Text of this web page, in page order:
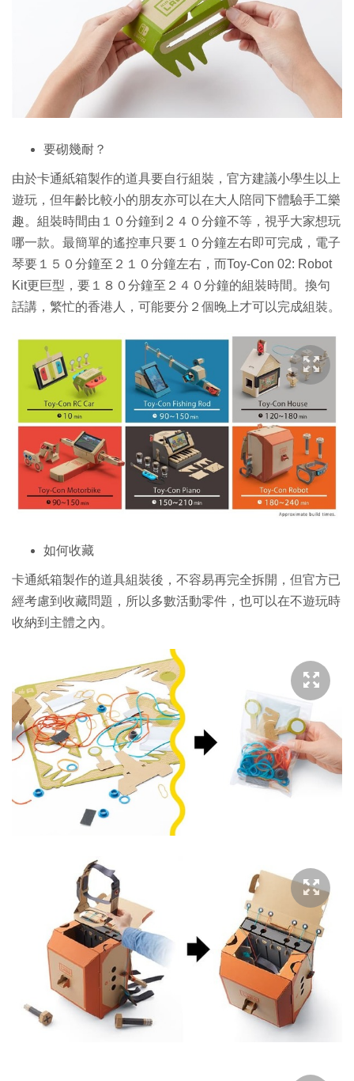
要砌幾耐？
由於卡通紙箱製作的道具要自行組裝，官方建議小學生以上
遊玩，但年齡比較小的朋友亦可以在大人陪同下體驗手工樂
趣。組裝時間由１０分鐘到２４０分鐘不等，視乎大家想玩
哪一款。最簡單的遙控車只要１０分鐘左右即可完成，電子
琴要１５０分鐘至２１０分鐘左右，而Toy-Con 02: Robot
Kit更巨型，要１８０分鐘至２４０分鐘的組裝時間。換句
話講，繁忙的香港人，可能要分２個晚上才可以完成組裝。
如何收藏
卡通紙箱製作的道具組裝後，不容易再完全拆開，但官方已
經考慮到收藏問題，所以多數活動零件，也可以在不遊玩時
收納到主體之內。